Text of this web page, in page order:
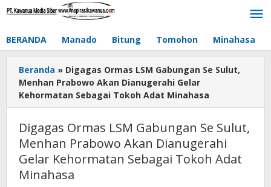
Lewati
BERANDA Manado Bitung Tomohon Minahasa
Beranda » Digagas Ormas LSM Gabungan Se Sulut,
Menhan Prabowo Akan Dianugerahi Gelar
Kehormatan Sebagai Tokoh Adat Minahasa
Digagas Ormas LSM Gabungan Se Sulut,
Menhan Prabowo Akan Dianugerahi
Gelar Kehormatan Sebagai Tokoh Adat
Minahasa